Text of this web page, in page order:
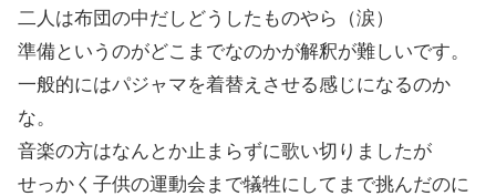
二人は布団の中だしどうしたものやら（涙）
準備というのがどこまでなのかが解釈が難しいです。
一般的にはパジャマを着替えさせる感じになるのか
な。
音楽の方はなんとか止まらずに歌い切りましたが
せっかく子供の運動会まで犠牲にしてまで挑んだのに